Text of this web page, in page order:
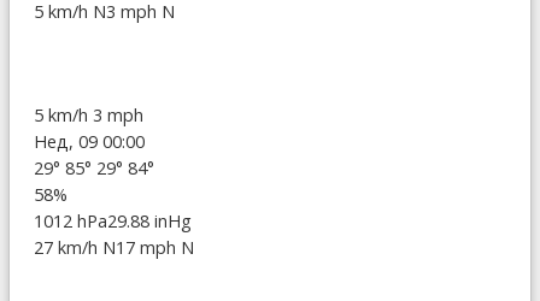
5 km/h N3 mph N
5 km/h 3 mph
Нед, 09 00:00
29° 85° 29° 84°
58%
1012 hPa29.88 inHg
27 km/h N17 mph N